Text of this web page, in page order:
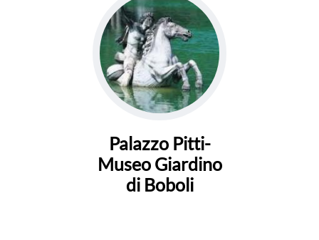
Palazzo Pitti-
Museo Giardino
di Boboli